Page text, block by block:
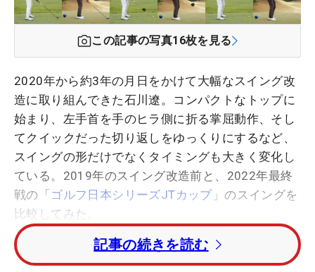
この記事の写真16枚を見る
2020年から約3年の月日をかけて大幅なスイング改
造に取り組んできた石川遼。コンパクトなトップに
始まり、左手首を手のヒラ側に折る掌屈動作、そし
てクイックだった切り返しをゆっくりにするなど、
スイングの形だけでなくタイミングも大きく変化し
ている。2019年のスイング改造前と、2022年最終
戦の「 ゴルフ日本シリーズJTカップ」のスイングを
比較してみた。
記事の続きを読む